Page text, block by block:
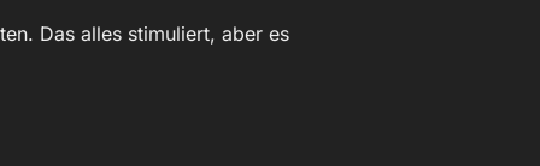
Das alles stimuliert, aber es